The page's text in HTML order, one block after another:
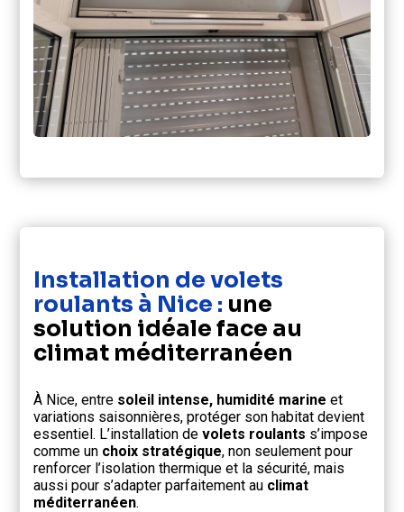
Installation de volets
roulants à Nice : une
solution idéale face au
climat méditerranéen
À Nice, entre soleil intense, humidité marine et
variations saisonnières, protéger son habitat devient
essentiel. L’installation devolets roulants s’impose
comme un choix stratégique, non seulement pour
renforcer l’isolation thermique et la sécurité, mais
aussi pour s’adapter parfaitement au climat
méditerranéen.